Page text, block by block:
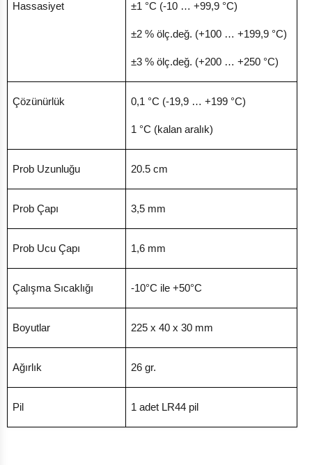
Hassasiyet ±1 °C (-10 … +99,9 °C)
±2 % ölç.değ. (+100 … +199,9 °C)
±3 % ölç.değ. (+200 … +250 °C)
Çözünürlük 0,1 °C (-19,9 … +199 °C)
1 °C (kalan aralık)
Prob Uzunluğu 20.5 cm
Prob Çapı 3,5 mm
Prob Ucu Çapı 1,6 mm
Çalışma Sıcaklığı -10°C ile +50°C
Boyutlar 225 x 40 x 30 mm
Ağırlık 26 gr.
Pil 1 adet LR44 pil